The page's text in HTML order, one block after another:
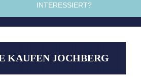
INTERESSIERT?
KAUFEN JOCHBERG